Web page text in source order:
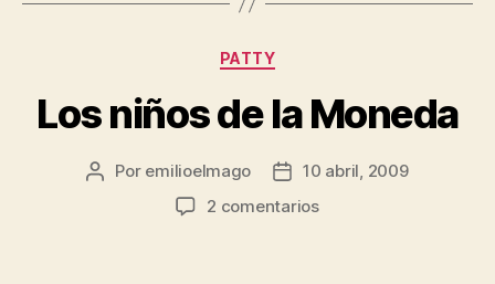
Categorías
PATTY
Los niños de la Moneda
Autor
Por emilioelmago
Fecha
de
10 abril, 2009
2 comentariosen